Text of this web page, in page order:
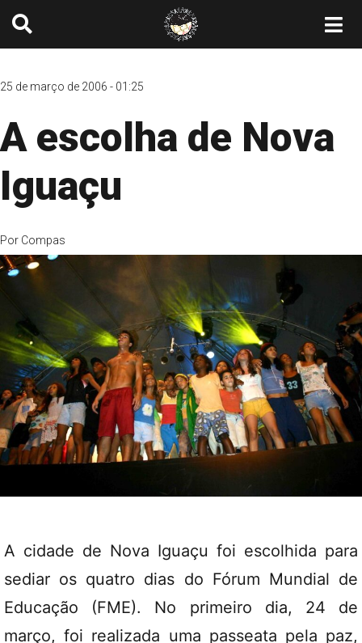
25 de março de 2006 - 01:25
A escolha de Nova
Iguaçu
Por Compas
A cidade de Nova Iguaçu foi escolhida para
sediar os quatro dias do Fórum Mundial de
Educação (FME). No primeiro dia, 24 de
março, foi realizada uma passeata pela paz,